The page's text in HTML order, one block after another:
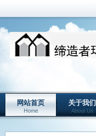
网站首页
Home
关于我们
About Us